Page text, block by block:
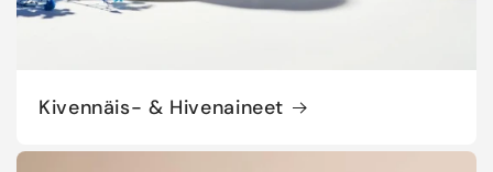
Kivennäis- & Hivenaineet